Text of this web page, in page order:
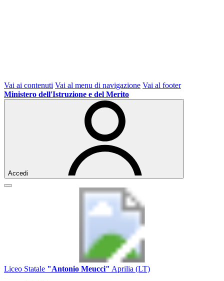
Vai ai contenuti Vai al menu di navigazione Vai al footer
Ministero dell'Istruzione e del Merito
Accedi
Liceo Statale "Antonio Meucci" Aprilia (LT)